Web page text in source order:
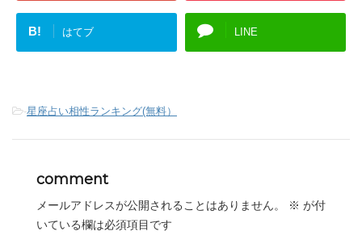
B! はてブ LINE
-星座占い相性ランキング(無料）
comment
メールアドレスが公開されることはありません。 ※ が付
いている欄は必須項目です